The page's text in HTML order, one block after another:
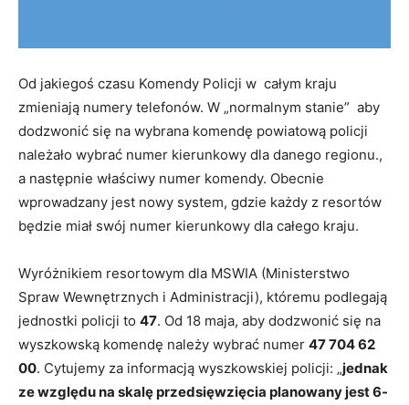
Od jakiegoś czasu Komendy Policji w całym kraju
zmieniają numery telefonów. W „normalnym stanie” aby
dodzwonić się na wybrana komendę powiatową policji
należało wybrać numer kierunkowy dla danego regionu.,
a następnie właściwy numer komendy. Obecnie
wprowadzany jest nowy system, gdzie każdy z resortów
będzie miał swój numer kierunkowy dla całego kraju.
Wyróżnikiem resortowym dla MSWIA (Ministerstwo
Spraw Wewnętrznych i Administracji), któremu podlegają
jednostki policji to 47. Od 18 maja, aby dodzwonić się na
wyszkowską komendę należy wybrać numer 47 704 62
00. Cytujemy za informacją wyszkowskiej policji: „jednak
ze względu na skalę przedsięwzięcia planowany jest 6-